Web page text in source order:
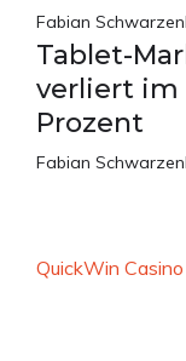
Fabian
Tablet-
verliert im
Prozent
Fabian
QuickWin